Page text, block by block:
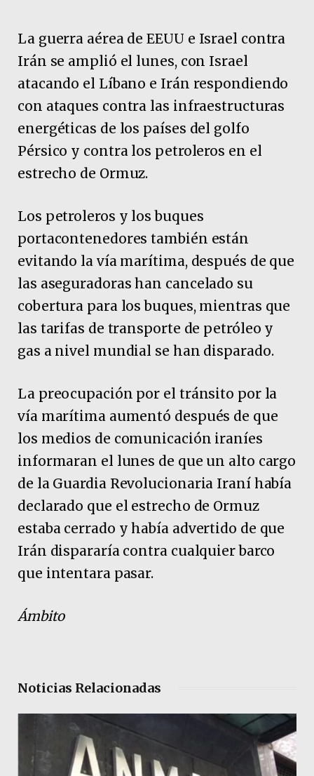
La guerra aérea de EEUU e Israel contra
Irán se amplió el lunes, con Israel
atacando el Líbano e Irán respondiendo
con ataques contra las infraestructuras
energéticas de los países del golfo
Pérsico y contra los petroleros en el
estrecho de Ormuz.
Los petroleros y los buques
portacontenedores también están
evitando la vía marítima, después de que
las aseguradoras han cancelado su
cobertura para los buques, mientras que
las tarifas de transporte de petróleo y
gas a nivel mundial se han disparado.
La preocupación por el ‌tránsito por la
vía marítima aumentó después de que
los medios de comunicación iraníes
informaran el lunes de que un alto cargo
de la Guardia Revolucionaria Iraní había
declarado que el estrecho de Ormuz
estaba cerrado y había advertido de que
Irán dispararía contra cualquier barco
que intentara pasar.
Ámbito
Noticias Relacionadas